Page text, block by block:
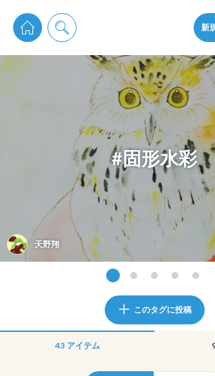
新
pixiv Sketchは2024年5月28日付で プライパシーポリ
通知を受け取るにはここをクリック
pixiv Sketchアプリでさらに快適に
アプリをインストール
#固形水彩
天野翔
このタグに投稿
43 アイテム